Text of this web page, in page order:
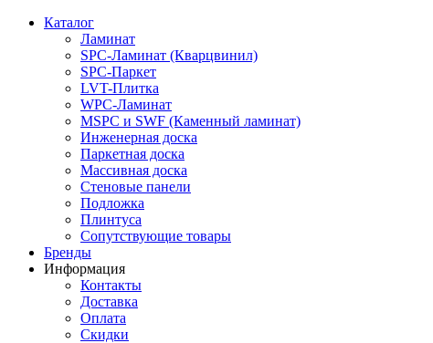
Каталог
Ламинат
SPC-Ламинат (Кварцвинил)
SPC-Паркет
LVT-Плитка
WPC-Ламинат
MSPC и SWF (Каменный ламинат)
Инженерная доска
Паркетная доска
Массивная доска
Стеновые панели
Подложка
Плинтуса
Сопутствующие товары
Бренды
Информация
Контакты
Доставка
Оплата
Скидки